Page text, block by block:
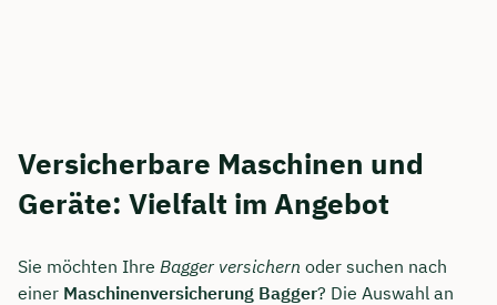
Versicherbare Maschinen und
Geräte: Vielfalt im Angebot
Sie möchten Ihre Bagger versichern oder suchen nach
einer Maschinenversicherung Bagger? Die Auswahl an